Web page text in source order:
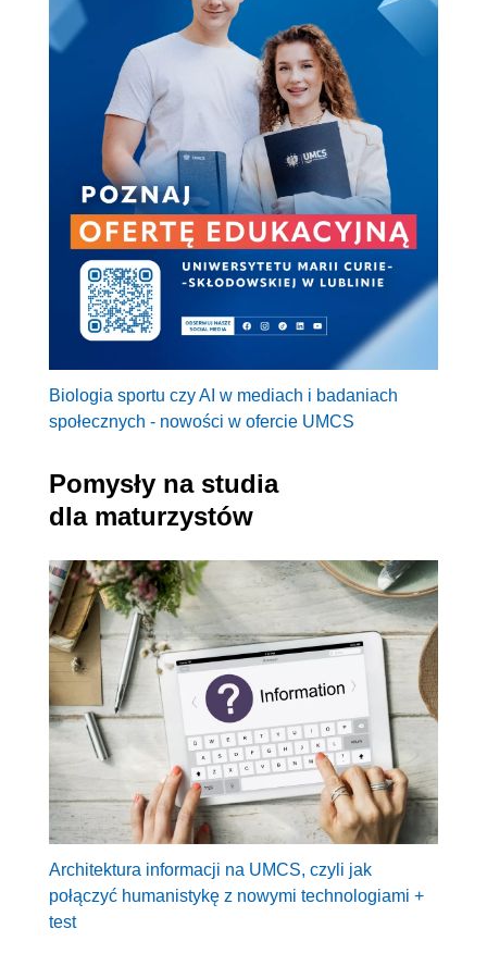
Biologia sportu czy AI w mediach i badaniach
społecznych - nowości w ofercie UMCS
Pomysły na studia
dla maturzystów
Architektura informacji na UMCS, czyli jak
połączyć humanistykę z nowymi technologiami +
test